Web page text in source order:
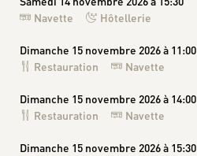
Navette
Hôtellerie
Dimanche 15 novembre 2026 à 11:00
Restauration
Navette
Dimanche 15 novembre 2026 à 14:00
Restauration
Navette
Dimanche 15 novembre 2026 à 15:30